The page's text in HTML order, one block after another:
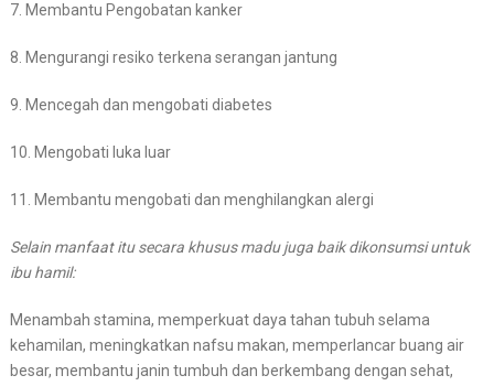
7. Membantu Pengobatan kanker
8. Mengurangi resiko terkena serangan jantung
9. Mencegah dan mengobati diabetes
10. Mengobati luka luar
11. Membantu mengobati dan menghilangkan alergi
Selain manfaat itu secara khusus madu juga baik dikonsumsi untuk
ibu hamil:
Menambah stamina, memperkuat daya tahan tubuh selama
kehamilan, meningkatkan nafsu makan, memperlancar buang air
besar, membantu janin tumbuh dan berkembang dengan sehat,